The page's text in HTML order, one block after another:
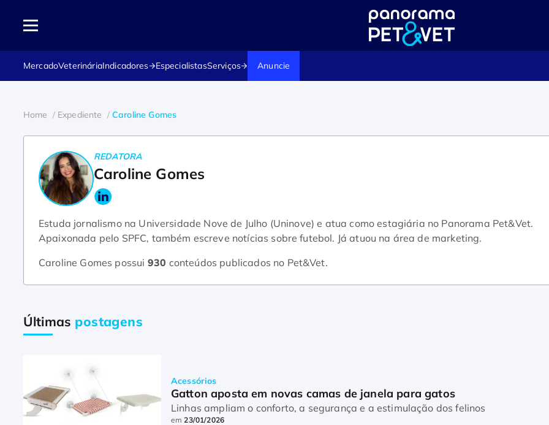
MercadoVeterináriaIndicadores EspecialistasServiços Anuncie
Home Expediente Caroline Gomes
REDATORA
Caroline Gomes
Estuda jornalismo na Universidade Nove de Julho (Uninove) e atua como estagiária no Panorama Pet&Vet.
Apaixonada pelo SPFC, também escreve notícias sobre futebol. Já atuou na área de marketing.
Caroline Gomes possui 930 conteúdos publicados no Pet&Vet.
Últimas postagens
Acessórios
Gatton aposta em novas camas de janela para gatos
Linhas ampliam o conforto, a segurança e a estimulação dos felinos
em23/01/2026